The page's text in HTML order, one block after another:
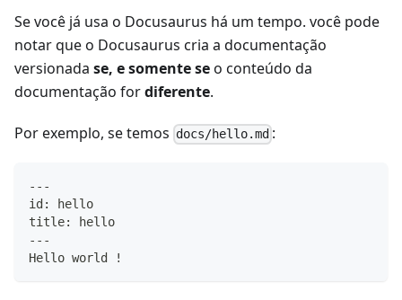
Se você já usa o Docusaurus há um tempo. você pode
notar que o Docusaurus cria a documentação
versionada se, e somente seo conteúdo da
documentação fordiferente.
Por exemplo, se temos docs/hello.md :
---
id: hello
title: hello
---
Hello world !